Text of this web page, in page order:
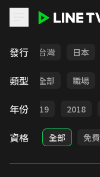
發行
全部 台灣 日本
類型 全部 職場
年份 2019 2018
資格 全部 免費